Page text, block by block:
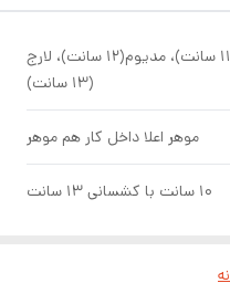
اسمال(۱۱ سانت)، مدیوم(۱۲ سانت)، لارج
(۱۳ سانت)
موهر اعلا داخل کار هم موهر
۱۰ سانت با کشسانی ۱۳ سانت